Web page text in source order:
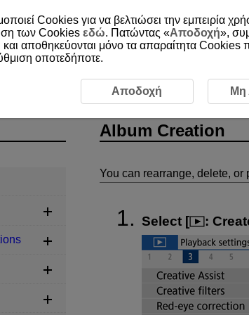
Album Creation
Album Creation
You can rearrange, delete,
Select [ :
Cookies για να βελτιώσει την εμπειρία
των Cookies εδώ. Πατώντας «Αποδοχή»,
και αποθηκεύονται μόνο τα απαραίτητα
οποτεδήποτε.
Αποδοχή Μη